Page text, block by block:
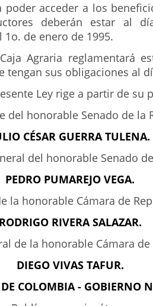
poder acceder a los
deberán estar al
de enero de 1995.
Agraria reglamentará
tengan sus obligaciones al
Ley rige a partir de su
del honorable Senado de la
CÉSAR GUERRA TULENA.
del honorable Senado
PEDRO PUMAREJO VEGA.
la honorable Cámara de
RODRIGO RIVERA SALAZAR.
de la honorable Cámara
DIEGO VIVAS TAFUR.
COLOMBIA - GOBIERNO